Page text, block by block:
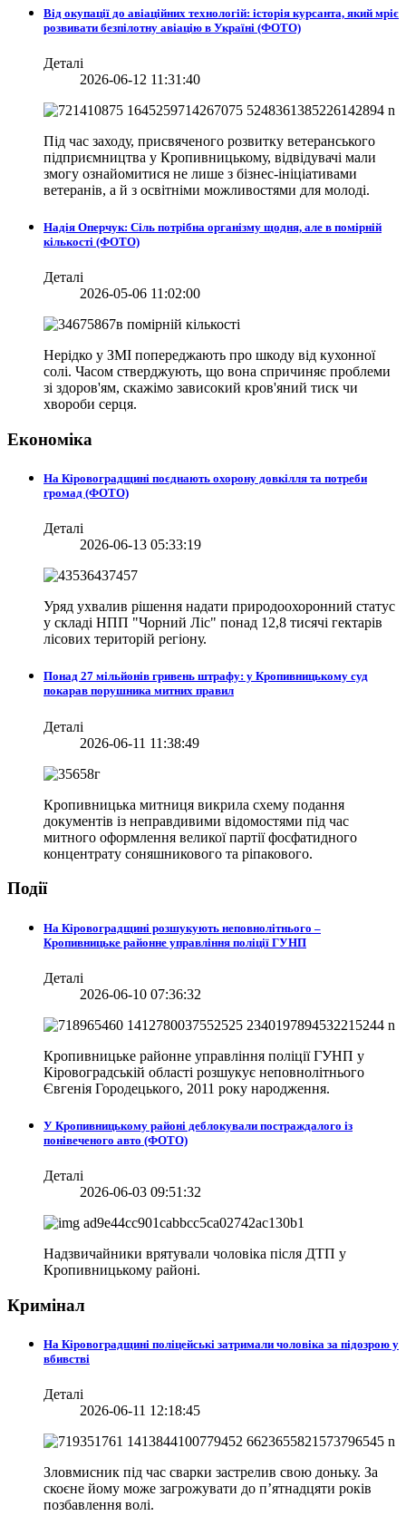
Від окупації до авіаційних технологій: історія курсанта, який мріє
розвивати безпілотну авіацію в Україні (ФОТО)
Деталі
2026-06-12 11:31:40
Під час заходу, присвяченого розвитку ветеранського
підприємництва у Кропивницькому, відвідувачі мали
змогу ознайомитися не лише з бізнес-ініціативами
ветеранів, а й з освітніми можливостями для молоді.
Надія Оперчук: Сіль потрібна організму щодня, але в помірній
кількості (ФОТО)
Деталі
2026-05-06 11:02:00
Нерідко у ЗМІ попереджають про шкоду від кухонної
солі. Часом стверджують, що вона спричиняє проблеми
зі здоров'ям, скажімо зависокий кров'яний тиск чи
хвороби серця.
Економіка
На Кіровоградщині поєднають охорону довкілля та потреби
громад (ФОТО)
Деталі
2026-06-13 05:33:19
Уряд ухвалив рішення надати природоохоронний статус
у складі НПП "Чорний Ліс" понад 12,8 тисячі гектарів
лісових територій регіону.
Понад 27 мільйонів гривень штрафу: у Кропивницькому суд
покарав порушника митних правил
Деталі
2026-06-11 11:38:49
Кропивницька митниця викрила схему подання
документів із неправдивими відомостями під час
митного оформлення великої партії фосфатидного
концентрату соняшникового та ріпакового.
Події
На Кіровоградщині розшукують неповнолітнього –
Кропивницьке районне управління поліції ГУНП
Деталі
2026-06-10 07:36:32
Кропивницьке районне управління поліції ГУНП у
Кіровоградській області розшукує неповнолітнього
Євгенія Городецького, 2011 року народження.
У Кропивницькому районі деблокували постраждалого із
понівеченого авто (ФОТО)
Деталі
2026-06-03 09:51:32
Надзвичайники врятували чоловіка після ДТП у
Кропивницькому районі.
Кримінал
На Кіровоградщині поліцейські затримали чоловіка за підозрою у
вбивстві
Деталі
2026-06-11 12:18:45
Зловмисник під час сварки застрелив свою доньку. За
скоєне йому може загрожувати до п’ятнадцяти років
позбавлення волі.